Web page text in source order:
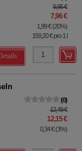
9,95 €
7,96 €
1,99 €(20%)
159,20 €pro 1 l
Details
0
12,49 €
12,15 €
0,34 €(3%)